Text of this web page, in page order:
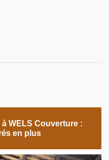
WELS Couverture :
en plus